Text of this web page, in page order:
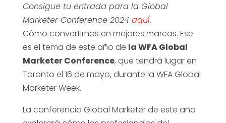
Consigue tu entrada para la Global
Marketer Conference 2024 aquí.
Cómo convertirnos en mejores marcas. Ese
es el tema de este año de la WFA Global
Marketer Conference, que tendrá lugar en
Toronto el 16 de mayo, durante la WFA Global
Marketer Week.
La conferencia Global Marketer de este año